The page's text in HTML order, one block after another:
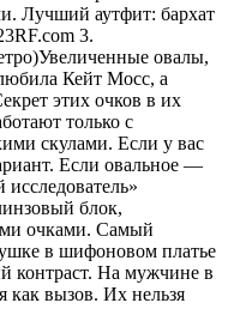
Лучший аутфит: бархат
3.
овалы,
Кейт Мосс, а
этих очков в их
только с
скулами. Если у вас
Если овальное —
блок,
очками. Самый
в шифоновом платье
контраст. На мужчине в
как вызов. Их нельзя